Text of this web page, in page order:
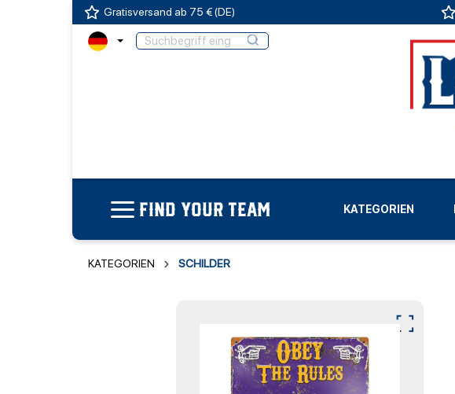
Gratisversand ab 75 € (DE)
FIND YOUR TEAM KATEGORIEN
KATEGORIEN SCHILDER